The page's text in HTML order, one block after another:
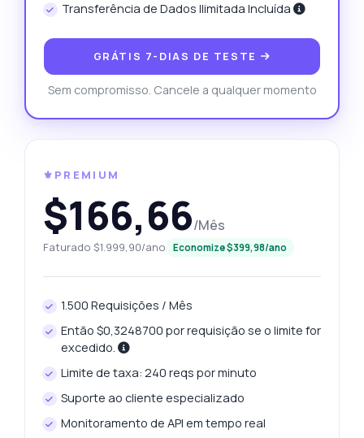
Transferência de Dados Ilimitada Incluída
GRÁTIS 7-DIAS DE TESTE
Sem compromisso. Cancele a qualquer momento
⚜️PREMIUM
$166,66/Mês
Faturado $1.999,90/ano Economize $399,98/ano
1.500 Requisições / Mês
Então $0,3248700 por requisição se o limite for
excedido.
Limite de taxa: 240 reqs por minuto
Suporte ao cliente especializado
Monitoramento de API em tempo real